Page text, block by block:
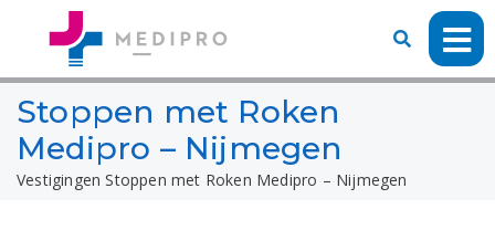
Stoppen met Roken
Medipro – Nijmegen
Vestigingen Stoppen met Roken Medipro – Nijmegen